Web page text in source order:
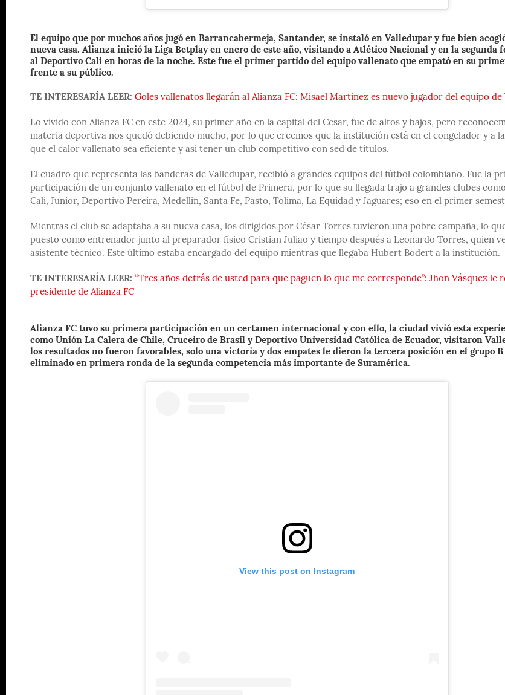
El equipo que por muchos años jugó en Barrancabermeja, Santander, se instaló en Valledupar y fue bien
nueva casa. Alianza inició la Liga Betplay en enero de este año, visitando a Atlético Nacional y en la segunda
al Deportivo Cali en horas de la noche. Este fue el primer partido del equipo vallenato que empató en su
frente a su público.
TE INTERESARÍA LEER: Goles vallenatos llegarán al Alianza FC: Misael Martínez es nuevo jugador del equipo
Lo vivido con Alianza FC en este 2024, su primer año en la capital del Cesar, fue de altos y bajos, pero
materia deportiva nos quedó debiendo mucho, por lo que creemos que la institución está en el congelador y a
que el calor vallenato sea eficiente y así tener un club competitivo con sed de títulos.
El cuadro que representa las banderas de Valledupar, recibió a grandes equipos del fútbol colombiano. Fue la
participación de un conjunto vallenato en el fútbol de Primera, por lo que su llegada trajo a grandes clubes
Cali, Junior, Deportivo Pereira, Medellín, Santa Fe, Pasto, Tolima, La Equidad y Jaguares; eso en el primer
Mientras el club se adaptaba a su nueva casa, los dirigidos por César Torres tuvieron una pobre campaña, lo
puesto como entrenador junto al preparador físico Cristian Juliao y tiempo después a Leonardo Torres, quien
asistente técnico. Este último estaba encargado del equipo mientras que llegaba Hubert Bodert a la institución.
TE INTERESARÍA LEER: “Tres años detrás de usted para que paguen lo que me corresponde”: Jhon Vásquez le
presidente de Alianza FC
Alianza FC tuvo su primera participación en un certamen internacional y con ello, la ciudad vivió esta
como Unión La Calera de Chile, Cruceiro de Brasil y Deportivo Universidad Católica de Ecuador, visitaron
los resultados no fueron favorables, solo una victoria y dos empates le dieron la tercera posición en el grupo B
eliminado en primera ronda de la segunda competencia más importante de Suramérica.
View this post on Instagram